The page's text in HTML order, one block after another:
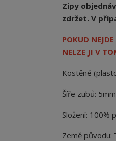
Zipy
zdržet. V
POKUD
NELZE JI V
Kostěné
Šíře zubů: 5mm
Složení: 100%
Země původu: